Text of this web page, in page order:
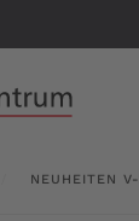
NEUHEITEN